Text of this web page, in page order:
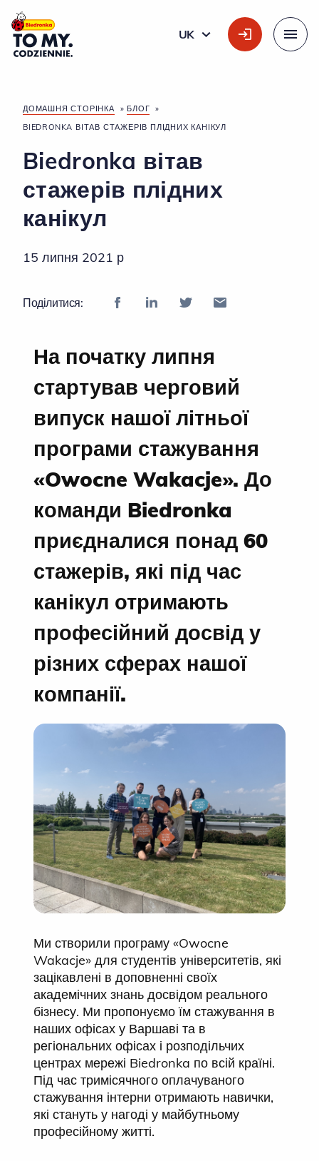
Головний логотип
UK
УКРАЇНСЬКА
ДОМАШНЯ СТОРІНКА » БЛОГ »
BIEDRONKA ВІТАВ СТАЖЕРІВ ПЛІДНИХ КАНІКУЛ
Biedronka вітав
стажерів плідних
канікул
15 липня 2021 р
Поділитися:
На початку липня
стартував черговий
випуск нашої літньої
програми стажування
«Owocne Wakacje». До
команди Biedronka
приєдналися понад 60
стажерів, які під час
канікул отримають
професійний досвід у
різних сферах нашої
компанії.
Ми створили програму «Owocne
Wakacje» для студентів університетів, які
зацікавлені в доповненні своїх
академічних знань досвідом реального
бізнесу. Ми пропонуємо їм стажування в
наших офісах у Варшаві та в
регіональних офісах і розподільчих
центрах мережі Biedronka по всій країні.
Під час тримісячного оплачуваного
стажування інтерни отримають навички,
які стануть у нагоді у майбутньому
професійному житті.